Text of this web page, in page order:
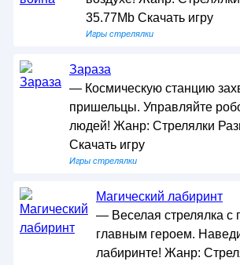
35.77Mb Скачать игру
Игры стрелялки
Зараза
— Космическую станцию
пришельцы. Управляйте
людей! Жанр: Стрелялки
Скачать игру
Игры стрелялки
Магический лабиринт
— Веселая стрелялка с
главным героем.
лабиринте! Жанр: